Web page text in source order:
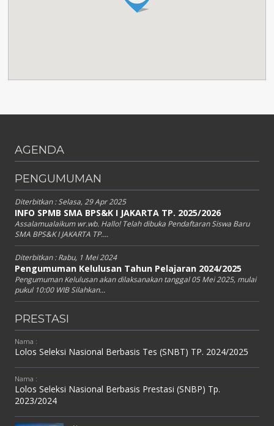
AGENDA
PENGUMUMAN
Diterbitkan :Selasa, 29 Apr 2025
INFO SPMB SMA BPS&K I JAKARTA TP. 2025/2026
Assalamualaikum wr.wb. Hallo! Telah dibuka Pendaftaran Siswa Baru
SMA BPS&K I JAKARTA TP....
Diterbitkan :Rabu, 1 Mei 2024
Pengumuman Kelulusan Tahun Pelajaran 2024/2025
Pengumuman Kelulusan akan dilaksanakan tanggal 05 Mei 2025, mulai
pukul 10:00 WIB Silahkan...
PRESTASI
Nama :
Lolos Seleksi Nasional Berbasis Tes (SNBT) TP. 2024/2025
Nama :
Lolos Seleksi Nasional Berbasis Prestasi (SNBP) Tp.
2023/2024